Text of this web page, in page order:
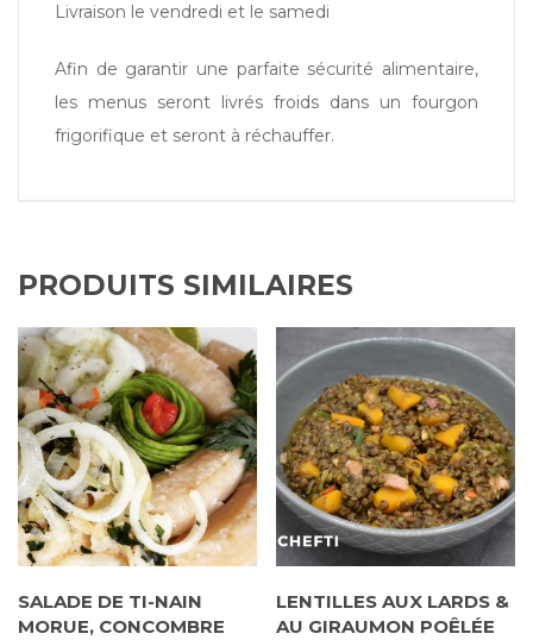
Livraison le vendredi et le samedi
Afin de garantir une parfaite sécurité alimentaire,
les menus seront livrés froids dans un fourgon
frigorifique et seront à réchauffer.
PRODUITS SIMILAIRES
SALADE DE TI-NAIN
MORUE, CONCOMBRE
LENTILLES AUX LARDS &
AU GIRAUMON POÊLÉE